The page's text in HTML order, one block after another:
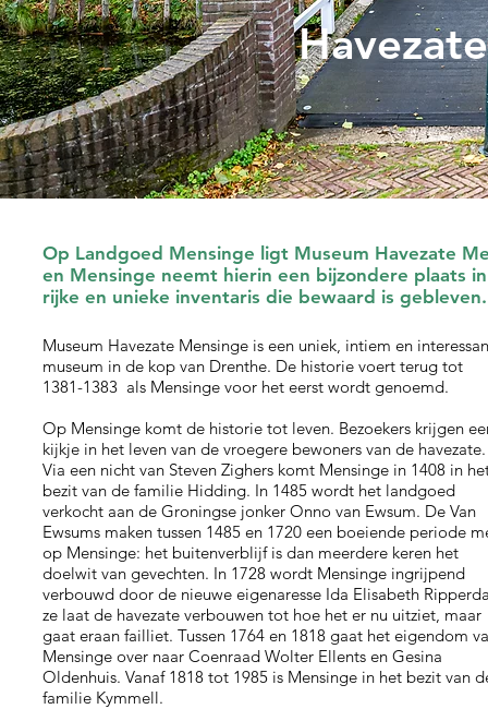
Op Landgoed Mensinge ligt Museum Havezate
en Mensinge neemt hierin een bijzondere plaats
rijke en unieke inventaris die bewaard is gebleven.
Museum Havezate Mensinge is een uniek, intiem en
museum in de kop van Drenthe. De historie voert terug tot
1381-1383 als Mensinge voor het eerst wordt genoemd.
Op Mensinge komt de historie tot leven. Bezoekers krijgen
kijkje in het leven van de vroegere bewoners van de
Via een nicht van Steven Zighers komt Mensinge in 1408 in
bezit van de familie Hidding. In 1485 wordt het landgoed
verkocht aan de Groningse jonker Onno van Ewsum. De Van
Ewsums maken tussen 1485 en 1720 een boeiende periode
op Mensinge: het buitenverblijf is dan meerdere keren het
doelwit van gevechten. In 1728 wordt Mensinge ingrijpend
verbouwd door de nieuwe eigenaresse Ida Elisabeth
ze laat de havezate verbouwen tot hoe het er nu uitziet, maar
gaat eraan failliet. Tussen 1764 en 1818 gaat het eigendom
Mensinge over naar Coenraad Wolter Ellents en Gesina
Oldenhuis. Vanaf 1818 tot 1985 is Mensinge in het bezit van
familie Kymmell.